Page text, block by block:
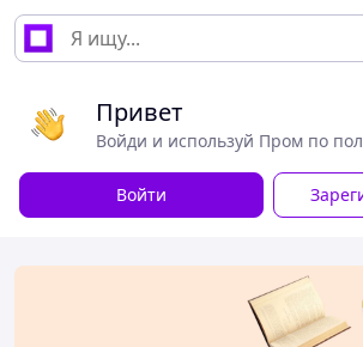
Привет
Войди и используй Пром по
Войти